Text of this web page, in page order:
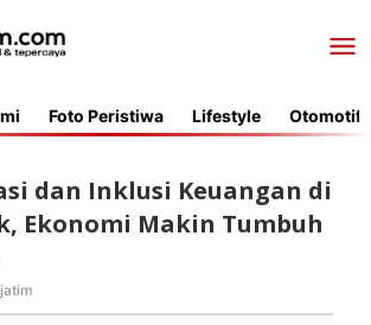
Foto Peristiwa Lifestyle Otomotif
dan Inklusi Keuangan di
Ekonomi Makin Tumbuh
Redaksi